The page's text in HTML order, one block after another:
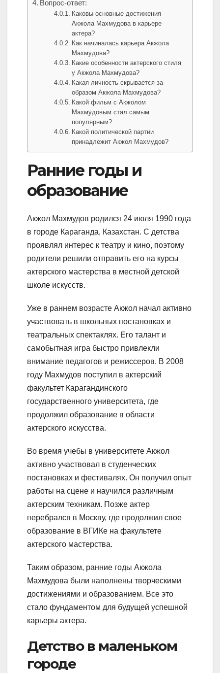
Вопрос-ответ:
Каковы основные достижения
Акжола Махмудова в карьере
актера?
Как начиналась карьера Акжола
Махмудова?
Какие особенности актерского стиля
у Акжола Махмудова?
Какая личность скрывается за
образом Акжола Махмудова?
Какой фильм с Акжолом
Махмудовым стал самым
популярным?
Какой политической партии
принадлежит Акжол Махмудов?
Ранние годы и
образование
Акжол Махмудов родился 24 июля 1990 года
в городе Караганда, Казахстан. С детства
проявлял интерес к театру и кино, поэтому
родители решили отправить его на курсы
актерского мастерства в местной детской
школе искусств.
Уже в раннем возрасте Акжол начал активно
участвовать в школьных постановках и
театральных спектаклях. Его талант и
самобытная игра быстро привлекли
внимание педагогов и режиссеров. В 2008
году Махмудов поступил в актерский
факультет Карагандинского
государственного университета, где
продолжил образование в области
актерского искусства.
Во время учебы в университете Акжол
активно участвовал в студенческих
постановках и фестивалях. Он получил опыт
работы на сцене и научился различным
актерским техникам. Позже актер
перебрался в Москву, где продолжил свое
образование в ВГИКе на факультете
актерского мастерства.
Таким образом, ранние годы Акжола
Махмудова были наполнены творческими
достижениями и образованием. Все это
стало фундаментом для будущей успешной
карьеры актера.
Детство в маленьком
городе